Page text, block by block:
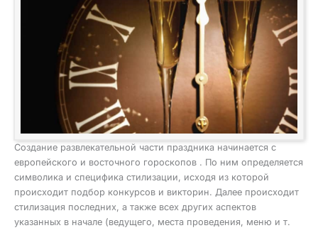
Создание развлекательной части праздника начинается с
европейского и восточного гороскопов . По ним определяется
символика и специфика стилизации, исходя из которой
происходит подбор конкурсов и викторин. Далее происходит
стилизация последних, а также всех других аспектов
указанных в начале (ведущего, места проведения, меню и т.